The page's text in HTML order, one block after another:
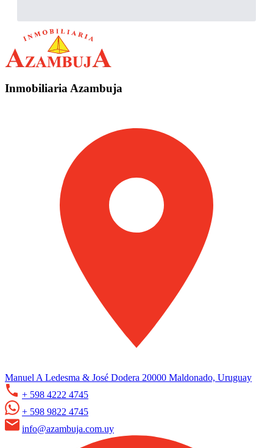
Inmobiliaria Azambuja
Manuel A Ledesma & José Dodera 20000 Maldonado, Uruguay
+ 598 4222 4745
+ 598 9822 4745
info@azambuja.com.uy